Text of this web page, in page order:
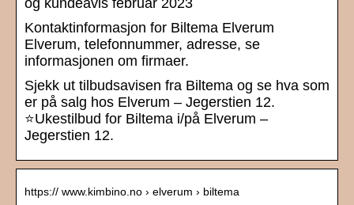
og kundeavis februar 2023
Kontaktinformasjon for Biltema Elverum
Elverum, telefonnummer, adresse, se
informasjonen om firmaer.
Sjekk ut tilbudsavisen fra Biltema og se hva som
er på salg hos Elverum – Jegerstien 12.
⭐Ukestilbud for Biltema i/på Elverum –
Jegerstien 12.
https:// www.kimbino.no › elverum › biltema